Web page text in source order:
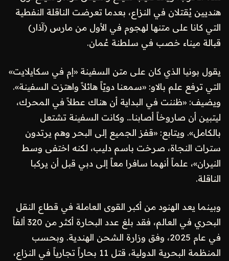
هنديين يُقتلان في النزاع، بعدما تعرضت الناقلة النفطية
التي كانا على متنها لهجوم في الأول من مارس (آذار)
قبالة ميناء خصب في سلطنة عُمان.
يقول بونيا الذي كان على متن السفينة «إم في سكايلايت»
التي ترفع علم بالاو: «سمعنا دويّاً هائلاً واهتزت السفينة».
ويضيف: «ظننت في البداية أن هناك عطلاً في المحرك،
ليتبين أن صاروخاً أصابنا… وكانت السفينة تشتعل
بالكامل». ويتابع: «قفز الجميع إلى البحر وهم يرتدون
سترات النجاة، صرخت باسم دليب، لكنه اختفى وسط
النيران»، علماً أنهما سافرا معاً إلى دبي قبل أن يركبا
الناقلة.
وبينما يعد الهنود من أكبر القوى العاملة في قطاع النقل
البحري في العالم، فقد بلغ عدد البحارة أكثر من 320 ألفاً
في عام 2025، وفق وزارة الشحن الهندية. وبحسب
المنظمة البحرية الدولية، قتل 11 بحاراً تجارياً في النزاع،